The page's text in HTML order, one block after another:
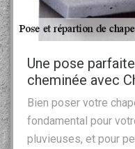
Une pose
cheminée avec
Bien poser votre
fondamental pour
pluvieuses, et pour